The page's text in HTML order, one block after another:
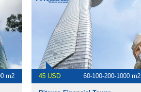
m2 45 USD 60-100-200-1000 m2